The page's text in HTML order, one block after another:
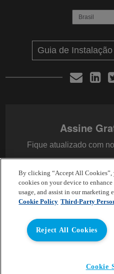
Assine
Fique atualizado com
E-mail*
Copyright © 2026 Lubrizol
By clicking “Accept All Cookies”,
cookies on your device to
usage, and assist in our marketing
Cookie Policy Third-Party
Reject All Cookies
Cookie